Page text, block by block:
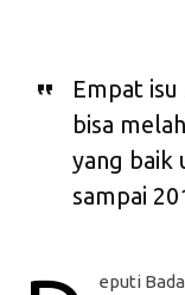
Empat
bisa
yang baik
sampai
eputi